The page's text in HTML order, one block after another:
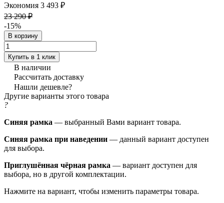
Экономия 3 493 ₽
23 290 ₽
-15%
В корзину
Купить в 1 клик
В наличии
Рассчитать доставку
Нашли дешевле?
Другие варианты этого товара
?
Синяя рамка — выбранный Вами вариант товара.
Синяя рамка при наведении — данный вариант доступен
для выбора.
Приглушённая чёрная рамка — вариант доступен для
выбора, но в другой комплектации.
Нажмите на вариант, чтобы изменить параметры товара.